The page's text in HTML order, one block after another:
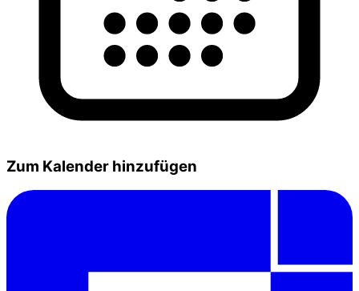
Zum Kalender hinzufügen